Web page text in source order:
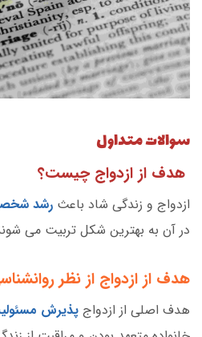
سوالات متداول
هدف از ازدواج چیست؟
ازدواج و زندگی شاد باعث رشد
در آن به بهترین شکل تربیت می
هدف از ازدواج از نظر
هدف اصلی از ازدواج پذیرش